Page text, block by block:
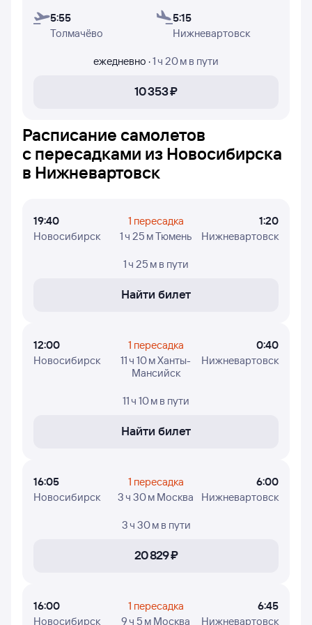
из Новосибирска и прилёта в Нижневартовск, время
в пути, номера рейсов и дни недели, в которые
5:55
Толмачёво
5:15
Нижневартовск
ежедневно ·1 ч 20 м в пути
10 ⁠353 ⁠₽
Расписание самолетов
с пересадками из Новосибирска
в Нижневартовск
19:40
Новосибирск
1 пересадка
1 ч 25 м Тюмень
1:20
Нижневартовск
1 ч 25 м в пути
Найти билет
12:00
Новосибирск
1 пересадка
11 ч 10 м Ханты-
Мансийск
0:40
Нижневартовск
11 ч 10 м в пути
Найти билет
16:05
Новосибирск
1 пересадка
3 ч 30 м Москва
6:00
Нижневартовск
3 ч 30 м в пути
20 ⁠829 ⁠₽
16:00
Новосибирск
1 пересадка
9 ч 5 м Москва
6:45
Нижневартовск